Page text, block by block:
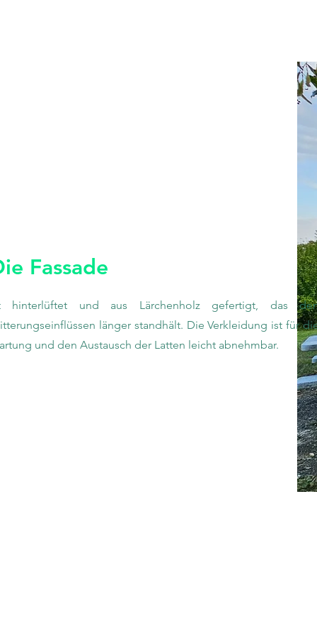
Fassade
hinterlüftet und aus Lärchenholz gefertigt, das
länger standhält. Die Verkleidung ist für
und den Austausch der Latten leicht abnehmbar.